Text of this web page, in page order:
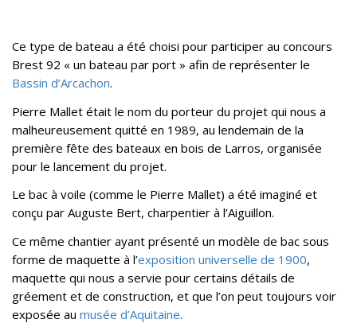
Ce type de bateau a été choisi pour participer au concours
Brest 92 « un bateau par port » afin de représenter le
Bassin d’Arcachon.
Pierre Mallet était le nom du porteur du projet qui nous a
malheureusement quitté en 1989, au lendemain de la
première fête des bateaux en bois de Larros, organisée
pour le lancement du projet.
Le bac à voile (comme le Pierre Mallet) a été imaginé et
conçu par Auguste Bert, charpentier à l’Aiguillon.
Ce même chantier ayant présenté un modèle de bac sous
forme de maquette à l’exposition universelle de 1900,
maquette qui nous a servie pour certains détails de
gréement et de construction, et que l’on peut toujours voir
exposée au musée d’Aquitaine.